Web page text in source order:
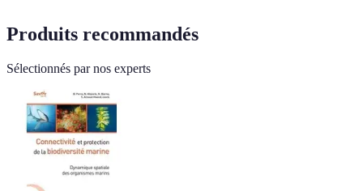
Produits recommandés
Sélectionnés par nos experts